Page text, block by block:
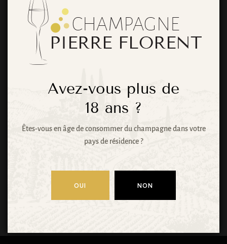
choses se
profilent à
l’horizon
Quelque chose d’énorme se prépare ! Notre
boutique est en chantier et sera bientôt lancée !
Avez-vous plus de
18 ans ?
Êtes-vous en âge de consommer du champagne dans votre
pays de résidence ?
OUI NON